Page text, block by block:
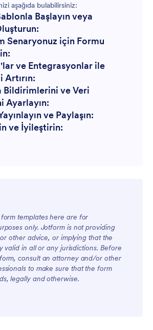
aşağıda bulabilirsiniz:
Başlayın veya
Senaryonuz için Formu
ve Entegrasyonlar ile
Artırın:
Bildirimlerini ve Veri
Ayarlayın:
ve Paylaşın:
ve İyileştirin:
templates here are for
only. Jotform is not providing
other advice, or implying that the
valid in all or any jurisdictions. Before
consult an attorney and/or other
to make sure that the form
legally and otherwise.